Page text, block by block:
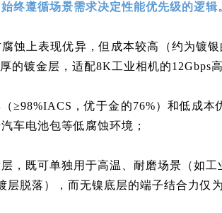
终遵循场景需求决定性能优先级的逻辑
蚀上表现优异，但成本较高（约为镀
的镀金层，适配8K工业相机的12Gbps
≥98%IACS，优于金的76%）和低成
车电池包等低腐蚀环境；
，既可单独用于高温、耐磨场景（如
层脱落），而无镍底层的端子结合力仅